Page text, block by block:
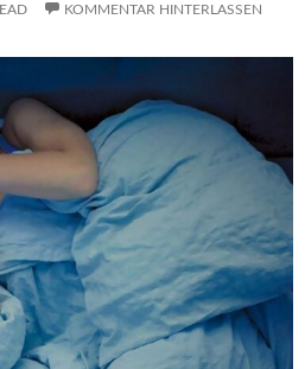
KOMMENTAR HINTERLASSEN